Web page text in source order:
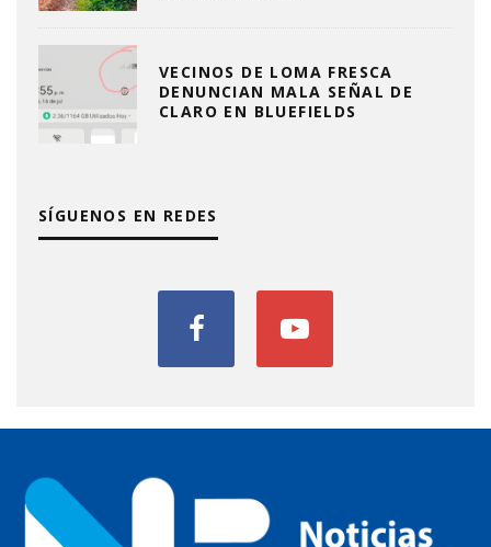
VECINOS DE LOMA FRESCA
DENUNCIAN MALA SEÑAL DE
CLARO EN BLUEFIELDS
SÍGUENOS EN REDES